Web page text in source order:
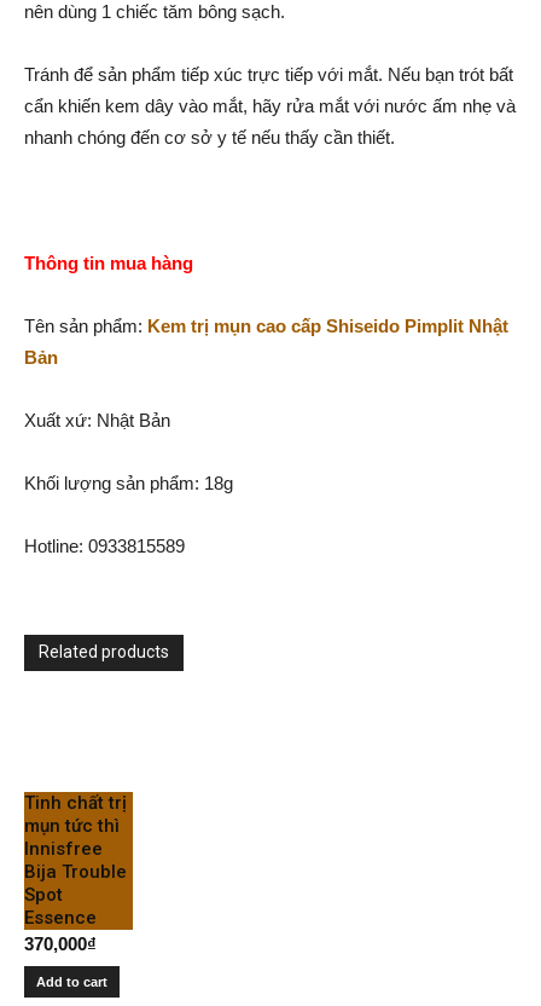
nên dùng 1 chiếc tăm bông sạch.
Tránh để sản phẩm tiếp xúc trực tiếp với mắt. Nếu bạn trót bất
cẩn khiến kem dây vào mắt, hãy rửa mắt với nước ấm nhẹ và
nhanh chóng đến cơ sở y tế nếu thấy cần thiết.
Thông tin mua hàng
Tên sản phẩm: Kem trị mụn cao cấp Shiseido Pimplit Nhật
Bản
Xuất xứ: Nhật Bản
Khối lượng sản phẩm: 18g
Hotline: 0933815589
Related products
Tinh chất trị
mụn tức thì
Innisfree
Bija Trouble
Spot
Essence
370,000₫
Add to cart